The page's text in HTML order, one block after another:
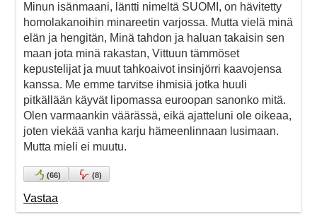
Minun isänmaani, läntti nimeltä SUOMI, on hävitetty
homolakanoihin minareetin varjossa. Mutta vielä minä
elän ja hengitän, Minä tahdon ja haluan takaisin sen
maan jota minä rakastan, Vittuun tämmöset
kepustelijat ja muut tahkoaivot insinjörri kaavojensa
kanssa. Me emme tarvitse ihmisiä jotka huuli
pitkällään käyvät lipomassa euroopan sanonko mitä.
Olen varmaankin väärässä, eikä ajatteluni ole oikeaa,
joten viekää vanha karju hämeenlinnaan lusimaan.
Mutta mieli ei muutu.
(66) (8)
Vastaa